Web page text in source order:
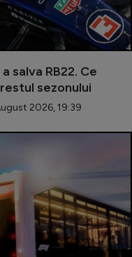
salva RB22. Ce
sezonului
2026, 19:39